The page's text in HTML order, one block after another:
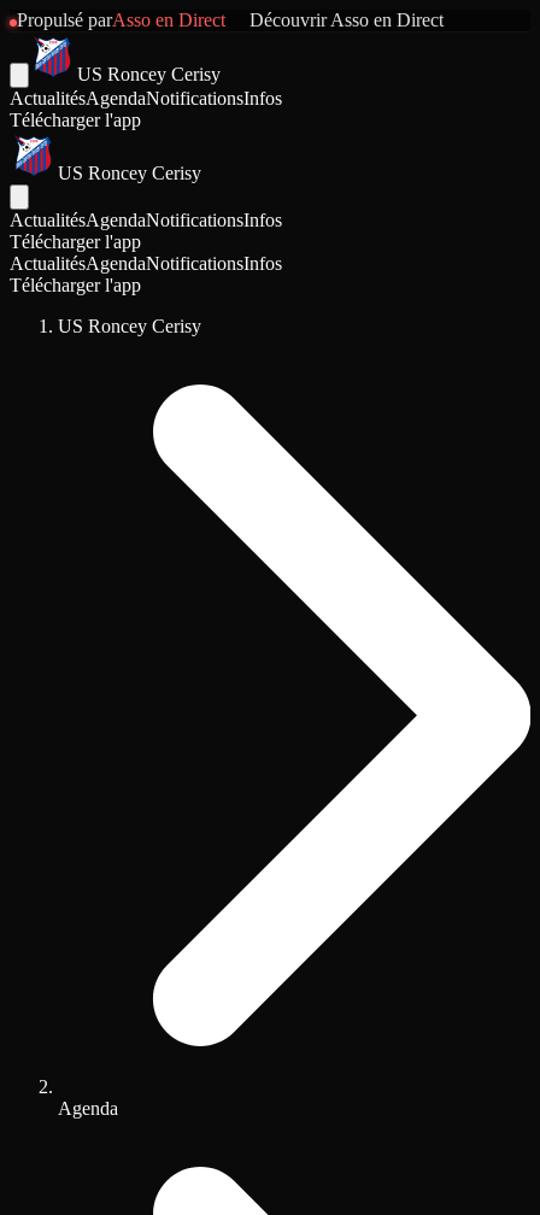
Propulsé parAsso en Direct DécouvrirAsso en Direct
US Roncey Cerisy
ActualitésAgendaNotificationsInfos
Télécharger l'app
US Roncey Cerisy
ActualitésAgendaNotificationsInfos
Télécharger l'app
ActualitésAgendaNotificationsInfos
Télécharger l'app
US Roncey Cerisy
Agenda